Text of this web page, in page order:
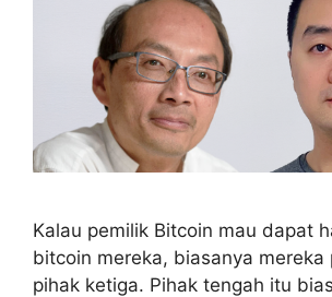
Kalau pemilik Bitcoin mau dapat
bitcoin mereka, biasanya mereka
pihak ketiga. Pihak tengah itu